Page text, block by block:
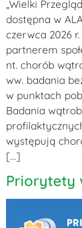
„Wielki
dostępna w
czerwca 2026
partnerem
nt. chorób
ww. badania
w punktach
Badania
występują
[…]
Priorytety